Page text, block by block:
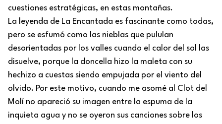
cuestiones estratégicas, en estas montañas.
La leyenda de La Encantada es fascinante como todas,
pero se esfumó como las nieblas que pululan
desorientadas por los valles cuando el calor del sol las
disuelve, porque la doncella hizo la maleta con su
hechizo a cuestas siendo empujada por el viento del
olvido. Por este motivo, cuando me asomé al Clot del
Molí no apareció su imagen entre la espuma de la
inquieta agua y no se oyeron sus canciones sobre los